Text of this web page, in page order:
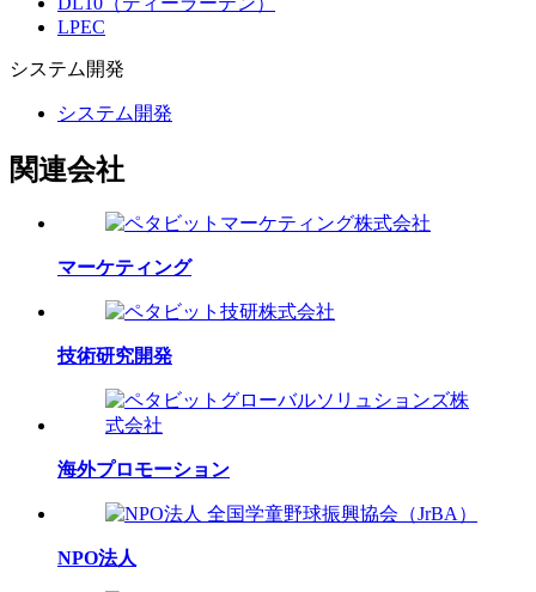
LPEC
システム 開発
システム開発
関連会社
マーケティング
技術研究開発
海外プロモーション
NPO法人